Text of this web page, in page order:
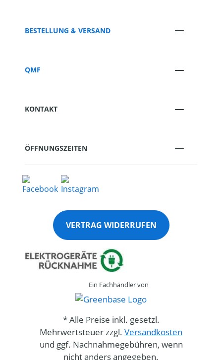
BESTELLUNG & VERSAND
QMF
KONTAKT
ÖFFNUNGSZEITEN
VERTRAG WIDERRUFEN
Ein Fachhändler von
* Alle Preise inkl. gesetzl.
Mehrwertsteuer zzgl. Versandkosten
und ggf. Nachnahmegebühren, wenn
nicht anders angegeben.